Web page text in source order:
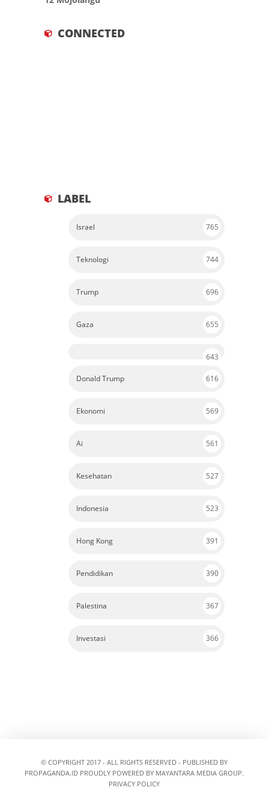
CONNECTED
LABEL
Israel 765
Teknologi 744
Trump 696
Gaza 655
643
Donald Trump 616
Ekonomi 569
Ai 561
Kesehatan 527
Indonesia 523
Hong Kong 391
Pendidikan 390
Palestina 367
Investasi 366
© COPYRIGHT 2017 - ALL RIGHTS RESERVED - PUBLISHED BY
PROPAGANDA.ID PROUDLY POWERED BY MAYANTARA MEDIA GROUP.
PRIVACY POLICY